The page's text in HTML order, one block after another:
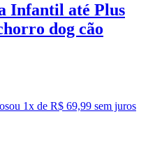
Infantil até Plus
dog cão
ou 1x de R$ 69,99 sem juros